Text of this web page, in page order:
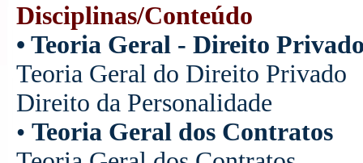
Disciplinas/Conteúdo
• Teoria Geral - Direito
Teoria Geral do Direito Privado
Direito da Personalidade
• Teoria Geral dos Contratos